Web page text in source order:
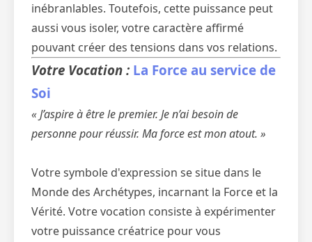
inébranlables. Toutefois, cette puissance peut
aussi vous isoler, votre caractère affirmé
pouvant créer des tensions dans vos relations.
Votre Vocation : La Force au service de
Soi
« J’aspire à être le premier. Je n’ai besoin de
personne pour réussir. Ma force est mon atout. »
Votre symbole d'expression se situe dans le
Monde des Archétypes, incarnant la Force et la
Vérité. Votre vocation consiste à expérimenter
votre puissance créatrice pour vous